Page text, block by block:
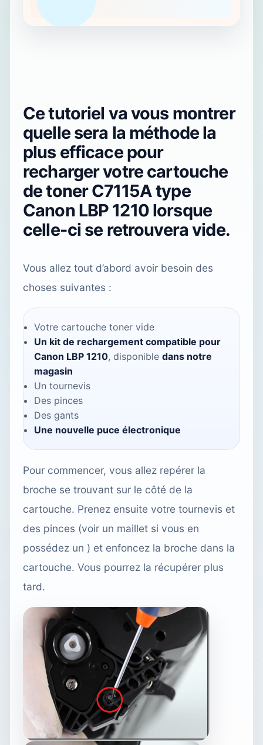
Ce tutoriel va vous montrer
quelle sera la méthode la
plus efficace pour
recharger votre cartouche
de toner C7115A type
Canon LBP 1210 lorsque
celle-ci se retrouvera vide.
Vous allez tout d’abord avoir besoin des
choses suivantes :
Votre cartouche toner vide
Un kit de rechargement compatible pour
Canon LBP 1210, disponible dans notre
magasin
Un tournevis
Des pinces
Des gants
Une nouvelle puce électronique
Pour commencer, vous allez repérer la
broche se trouvant sur le côté de la
cartouche. Prenez ensuite votre tournevis et
des pinces (voir un maillet si vous en
possédez un ) et enfoncez la broche dans la
cartouche. Vous pourrez la récupérer plus
tard.